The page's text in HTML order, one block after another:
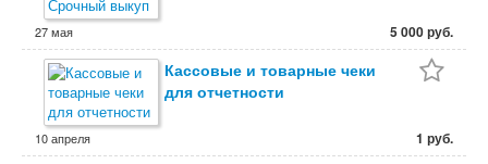
27 мая 5 000 руб.
Кассовые и товарные чеки
для отчетности
10 апреля 1 руб.